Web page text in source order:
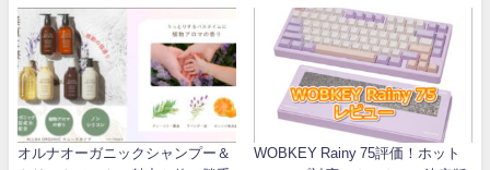
オルナオーガニックシャンプー＆
WOBKEY Rainy 75評価！ホット